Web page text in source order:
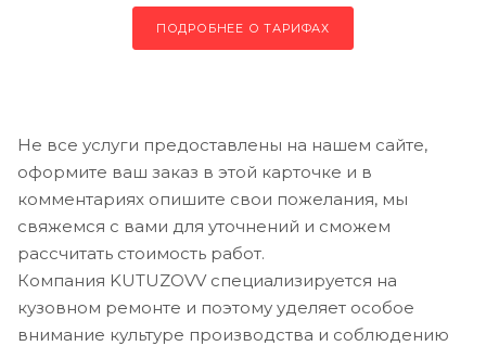
ПОДРОБНЕЕ О ТАРИФАХ
Не все услуги предоставлены на нашем сайте,
оформите ваш заказ в этой карточке и в
комментариях опишите свои пожелания, мы
свяжемся с вами для уточнений и сможем
рассчитать стоимость работ.
Компания KUTUZOVV специализируется на
кузовном ремонте и поэтому уделяет особое
внимание культуре производства и соблюдению